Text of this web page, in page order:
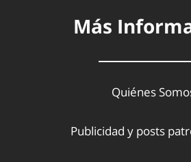
Más
Quiénes
Publicidad y posts